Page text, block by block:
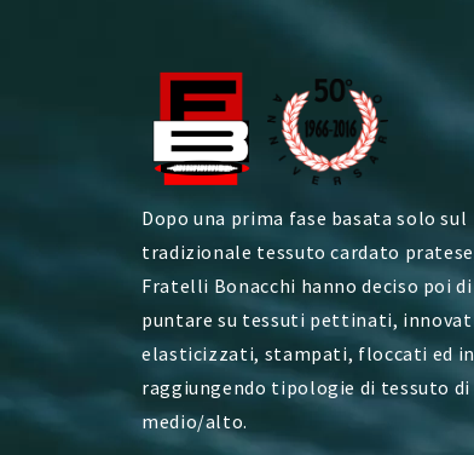
Dopo una prima fase basata solo sul
tradizionale tessuto cardato
Fratelli Bonacchi hanno deciso poi di
puntare su tessuti pettinati,
elasticizzati, stampati, floccati ed
raggiungendo tipologie di tessuto di
medio/alto.